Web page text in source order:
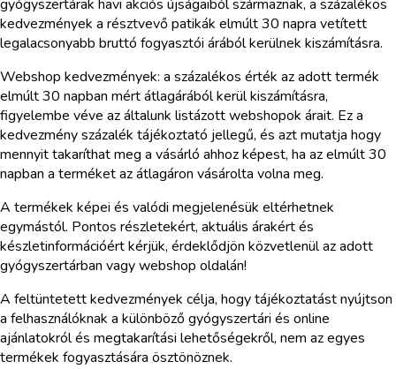
gyógyszertárak havi akciós újságaiból származnak, a százalékos
kedvezmények a résztvevő patikák elmúlt 30 napra vetített
legalacsonyabb bruttó fogyasztói árából kerülnek kiszámításra.
Webshop kedvezmények: a százalékos érték az adott termék
elmúlt 30 napban mért átlagárából kerül kiszámításra,
figyelembe véve az általunk listázott webshopok árait. Ez a
kedvezmény százalék tájékoztató jellegű, és azt mutatja hogy
mennyit takaríthat meg a vásárló ahhoz képest, ha az elmúlt 30
napban a terméket az átlagáron vásárolta volna meg.
A termékek képei és valódi megjelenésük eltérhetnek
egymástól. Pontos részletekért, aktuális árakért és
készletinformációért kérjük, érdeklődjön közvetlenül az adott
gyógyszertárban vagy webshop oldalán!
A feltüntetett kedvezmények célja, hogy tájékoztatást nyújtson
a felhasználóknak a különböző gyógyszertári és online
ajánlatokról és megtakarítási lehetőségekről, nem az egyes
termékek fogyasztására ösztönöznek.